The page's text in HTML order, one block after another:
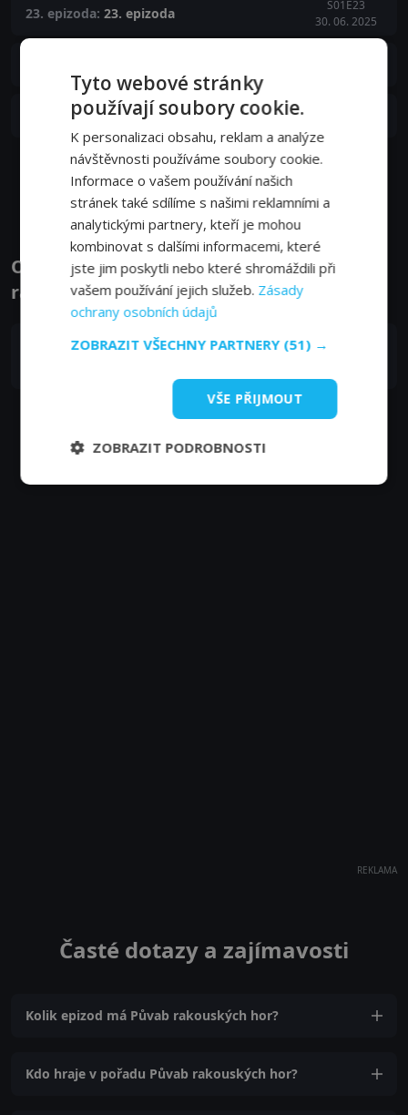
23. epizoda: 23. epizoda
S01E23
30. 06. 2025
21. epizoda:21. epizoda
Zobrazit další epizody
Obsazení filmu nebo pořadu Půvab
rakouských hor - Herci a tvůrci
Franz Robert Wagner
REKLAMA
Časté dotazy a zajímavosti
Kolik epizod má Půvab rakouských hor?
Kdo hraje v pořadu Půvab rakouských hor?
Tyto webové stránky
používají soubory cookie.
K personalizaci obsahu, reklam a analýze
návštěvnosti používáme soubory cookie.
Informace o vašem používání našich
stránek také sdílíme s našimi reklamními a
analytickými partnery, kteří je mohou
kombinovat s dalšími informacemi, které
jste jim poskytli nebo které shromáždili při
vašem používání jejich služeb. Zásady
ochrany osobních údajů
ZOBRAZIT VŠECHNY PARTNERY (51) →
VŠE PŘIJMOUT
ZOBRAZIT PODROBNOSTI